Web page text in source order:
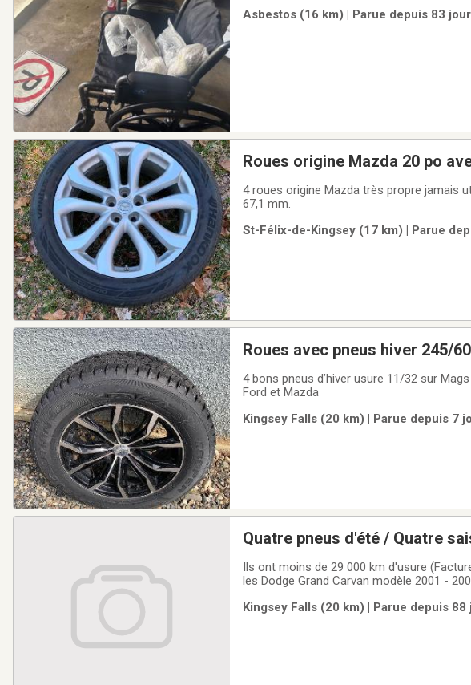
Asbestos (16 km) | Parue depuis 83
Roues origine Mazda 20 po
4 roues origine Mazda très propre jamais
67,1 mm.
St-Félix-de-Kingsey (17 km) | Parue
Roues avec pneus hiver 245/
4 bons pneus d’hiver usure 11/32 sur
Ford et Mazda
Kingsey Falls (20 km) | Parue depuis 7
Quatre pneus d'été / Quatre
Ils ont moins de 29 000 km d'usure
les Dodge Grand Carvan modèle 2001 -
Kingsey Falls (20 km) | Parue depuis 88